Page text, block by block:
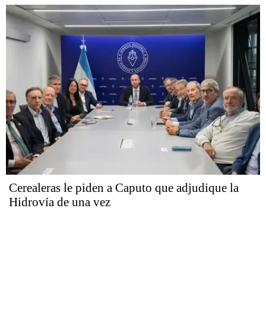
Cerealeras le piden a Caputo que adjudique la
Hidrovía de una vez